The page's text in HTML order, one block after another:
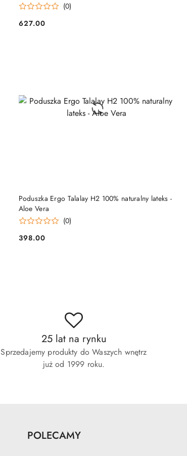
(0)
Cena:
627.00
Poduszka Ergo Talalay H2 100% naturalny lateks -
Aloe Vera
(0)
Cena:
398.00
DO KOSZYKA
25 lat na rynku
Sprzedajemy produkty do Waszych wnętrz
już od 1999 roku.
POLECAMY